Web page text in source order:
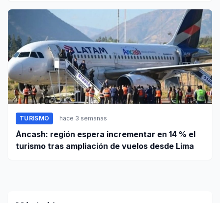
TURISMO hace 3 semanas
Áncash: región espera incrementar en 14 % el
turismo tras ampliación de vuelos desde Lima